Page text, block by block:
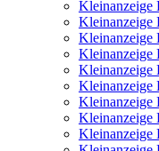
Kleinanzeige
Kleinanzeige
Kleinanzeige
Kleinanzeige
Kleinanzeige
Kleinanzeige
Kleinanzeige
Kleinanzeige
Kleinanzeige